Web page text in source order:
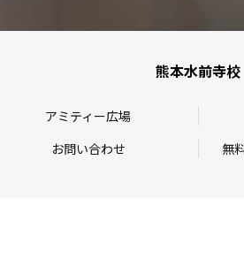
熊本水前寺校
アミティー広場
お問い合わせ
無